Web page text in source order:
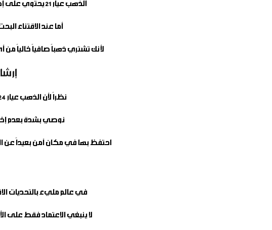
الذهب عيار 21 يحتوي على إضافات معدنية لزيادة صلابته، مما يجعله مناسباً للمجوهرات اليومية فقط.
أما عند الاقتناء
لأنك تشتري ذهباً صافياً خالياً من
نظراً لأن الذهب عيار 24 ذو طبيعة لينة نسبياً، فإنه يتطلب عناية خاصة للحفاظ على رونقه.
نوصي بشدة بعدم
احتفظ بها في مكان آمن بعيداً عن
في عالم مليء بالتحديات
لا ينبغي الاعتماد فقط على